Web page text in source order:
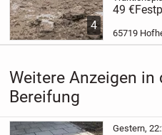
4
Sie werden
49 €
65719
Weitere Anzeigen in
Bereifung
Gestern,